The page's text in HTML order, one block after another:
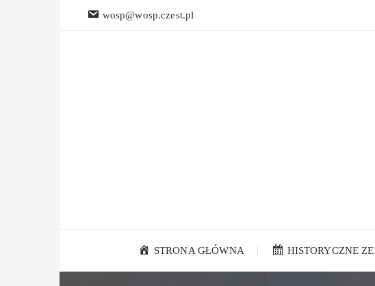
wosp@wosp.czest.pl
STRONA GŁÓWNA HISTORYCZNE